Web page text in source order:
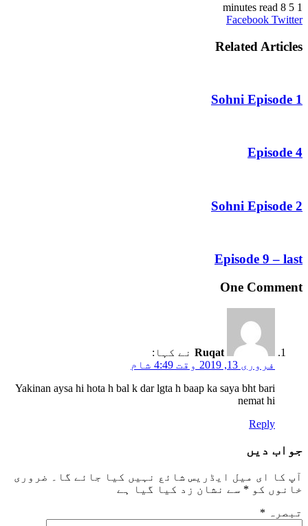
1
8 minutes read
Facebook Twitter
LinkedIn
Tumblr
Pinterest
Reddit
VKontakte
Share
Email
Print
Related Articles
Sohni Episode 1
Episode 4
Sohni Episode 2
Episode 9 – last
One Comment
Ruqat نے کہا:
فروری 13, 2019 وقت 4:49 شام
Yakinan aysa hi hota h bal k dar lgta h baap ka saya bht bari
nemat hi
Reply
جواب دیں
آپ کا ای میل ایڈریس شائع نہیں کیا جائے گا۔
ضروری
خانوں کو * سے نشان زد کیا گیا ہے
تبصرہ *